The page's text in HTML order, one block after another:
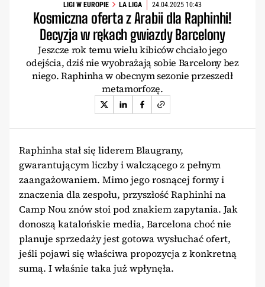
LIGI W EUROPIE LA LIGA 24.04.2025 10:43
Kosmiczna oferta z Arabii dla Raphinhi!
Decyzja w rękach gwiazdy Barcelony
Jeszcze rok temu wielu kibiców chciało jego
odejścia, dziś nie wyobrażają sobie Barcelony bez
niego. Raphinha w obecnym sezonie przeszedł
metamorfozę.
Raphinha stał się liderem Blaugrany,
gwarantującym liczby i walczącego z pełnym
zaangażowaniem. Mimo jego rosnącej formy i
znaczenia dla zespołu, przyszłość Raphinhi na
Camp Nou znów stoi pod znakiem zapytania. Jak
donoszą katalońskie media, Barcelona choć nie
planuje sprzedaży jest gotowa wysłuchać ofert,
jeśli pojawi się właściwa propozycja z konkretną
sumą. I właśnie taka już wpłynęła.